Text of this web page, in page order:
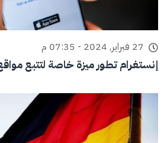
27 فبراير, 2024 - 07:35 م
إنستغرام تطور ميزة خاصة لتتبع